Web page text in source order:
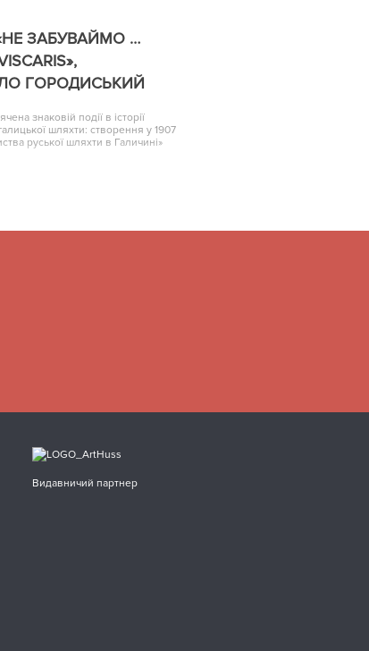
ЗАБУВАЙМО …
ГОРОДИСЬКИЙ
знаковій події в історії
шляхти: створення у 1907
руської шляхти в Галичині»
Видавничий партнер